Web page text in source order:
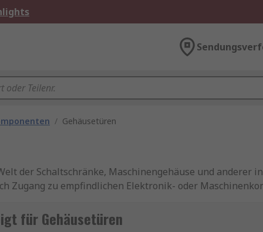
/ Gehäusetüren
der Schaltschränke, Maschinengehäuse und anderer
Zugang zu empfindlichen Elektronik- oder
für Gehäusetüren